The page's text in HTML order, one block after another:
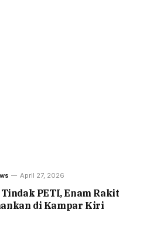
April 27, 2026
PETI, Enam Rakit
di Kampar Kiri